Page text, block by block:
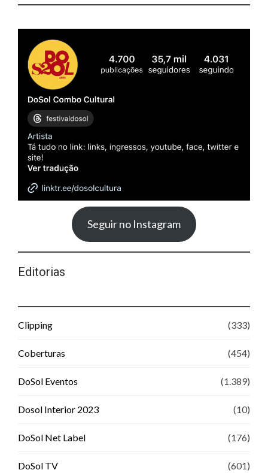
Seguir no Instagram
Editorias
Clipping (333)
Coberturas (454)
DoSol Eventos (1.389)
Dosol Interior 2023 (10)
DoSol Net Label (176)
DoSol TV (601)